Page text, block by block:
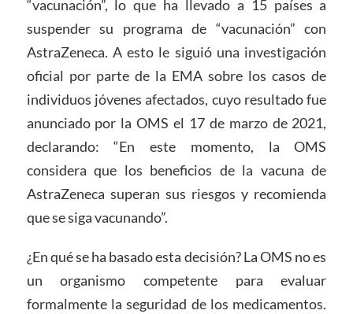
“vacunación”, lo que ha llevado a 15 países a
suspender su programa de “vacunación” con
AstraZeneca. A esto le siguió una investigación
oficial por parte de la EMA sobre los casos de
individuos jóvenes afectados, cuyo resultado fue
anunciado por la OMS el 17 de marzo de 2021,
declarando: “En este momento, la OMS
considera que los beneficios de la vacuna de
AstraZeneca superan sus riesgos y recomienda
que se siga vacunando”.
¿En qué se ha basado esta decisión? La OMS no es
un organismo competente para evaluar
formalmente la seguridad de los medicamentos.